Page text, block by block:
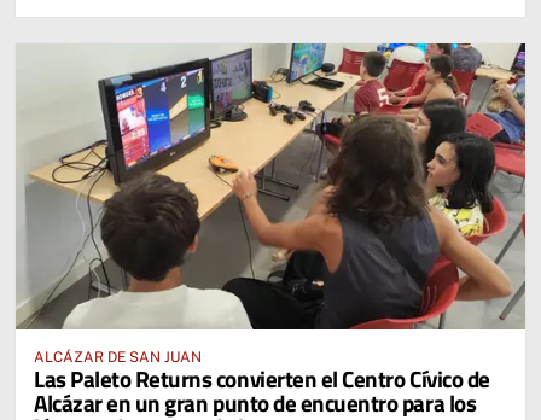
ALCÁZAR DE SAN JUAN
Las Paleto Returns convierten el Centro Cívico de
Alcázar en un gran punto de encuentro para los